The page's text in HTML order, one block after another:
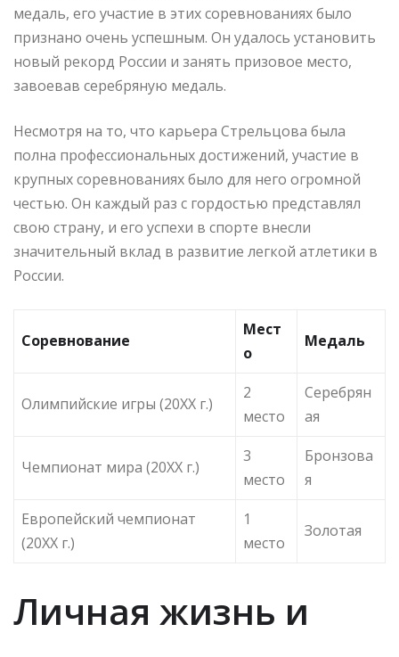
медаль, его участие в этих соревнованиях было
признано очень успешным. Он удалось установить
новый рекорд России и занять призовое место,
завоевав серебряную медаль.
Несмотря на то, что карьера Стрельцова была
полна профессиональных достижений, участие в
крупных соревнованиях было для него огромной
честью. Он каждый раз с гордостью представлял
свою страну, и его успехи в спорте внесли
значительный вклад в развитие легкой атлетики в
России.
Соревнование
Мест
о
Медаль
Олимпийские игры (20XX г.)
2
место
Серебрян
ая
Чемпионат мира (20XX г.)
3
место
Бронзова
я
Европейский чемпионат
(20XX г.)
1
место
Золотая
Личная жизнь и